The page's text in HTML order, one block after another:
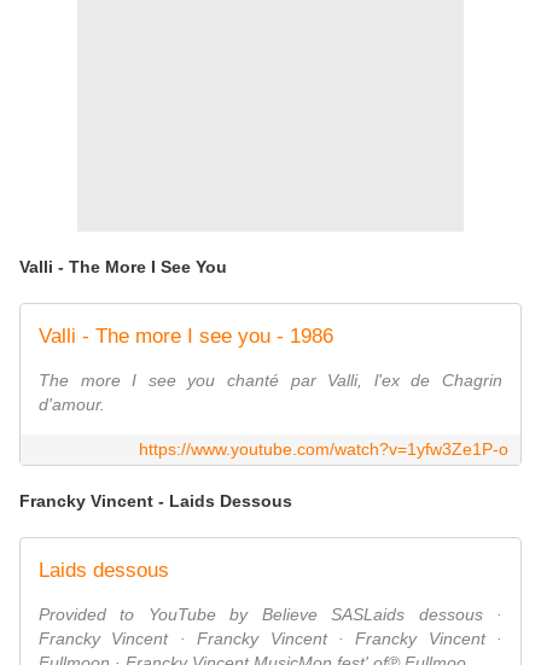
Valli - The More I See You
Valli - The more I see you - 1986
The more I see you chanté par Valli, l'ex de Chagrin
d'amour.
https://www.youtube.com/watch?v=1yfw3Ze1P-o
Francky Vincent - Laids Dessous
Laids dessous
Provided to YouTube by Believe SASLaids dessous ·
Francky Vincent · Francky Vincent · Francky Vincent ·